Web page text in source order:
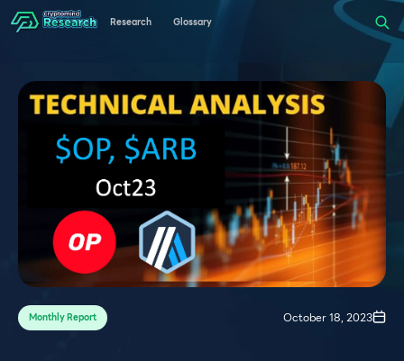
Research Glossary
Monthly Report October 18, 2023